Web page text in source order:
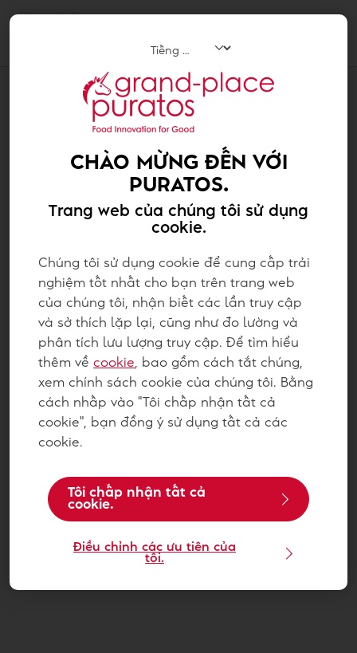
DIAMANT SÁT NHẬP PURATOS
CHÀO MỪNG ĐẾN VỚI
PURATOS.
Trang web của chúng tôi sử dụng
cookie.
Chúng tôi sử dụng cookie để cung cấp trải
nghiệm tốt nhất cho bạn trên trang web
của chúng tôi, nhận biết các lần truy cập
và sở thích lặp lại, cũng như đo lường và
phân tích lưu lượng truy cập. Để tìm hiểu
thêm về cookie, bao gồm cách tắt chúng,
xem chính sách cookie của chúng tôi. Bằng
cách nhấp vào "Tôi chấp nhận tất cả
cookie", bạn đồng ý sử dụng tất cả các
cookie.
Tôi chấp nhận tất cả
cookie.
Điều chỉnh các ưu tiên của
tôi.